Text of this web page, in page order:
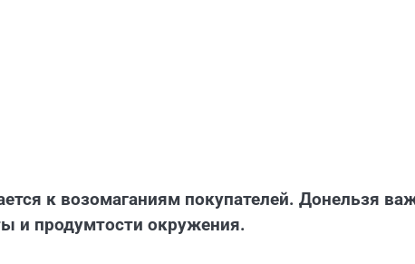
к возомаганиям покупателей. Донельзя
и продумтости окружения.